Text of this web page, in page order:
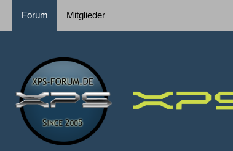
Forum Mitglieder